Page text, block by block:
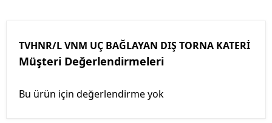
TVHNR/L VNM UÇ BAĞLAYAN DIŞ TORNA KATERİ
Müşteri Değerlendirmeleri
Bu ürün için değerlendirme yok